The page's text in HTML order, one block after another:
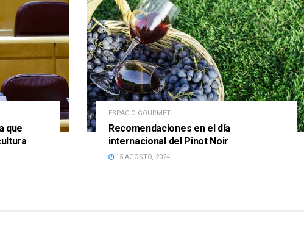
que
ESPACIO GOURMET
Recomendaciones en el día
internacional del Pinot Noir
15 AGOSTO, 2024